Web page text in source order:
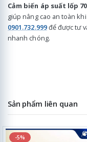
Cảm biến áp suất lốp
giúp nâng cao an toàn
0901.732.999để được tư
nhanh chóng.
Sản phẩm liên quan
-5%